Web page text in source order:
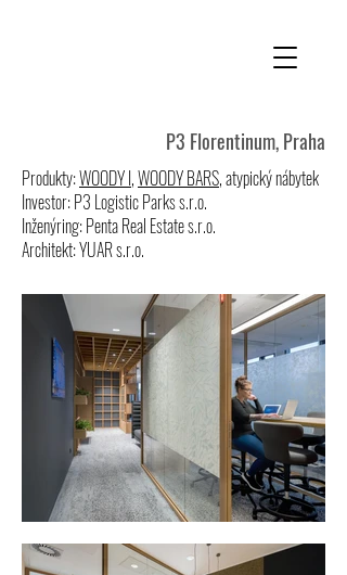
P3 Florentinum, Praha
Produkty:WOODY I,WOODY BARS, atypický nábytek
Investor: P3 Logistic Parks s.r.o.
Inženýring: Penta Real Estate s.r.o.
Architekt: YUAR s.r.o.